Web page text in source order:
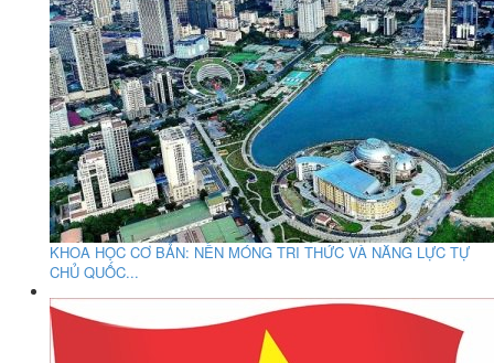
KHOA HỌC CƠ BẢN: NỀN MÓNG TRI THỨC VÀ NĂNG LỰC TỰ
CHỦ QUỐC...